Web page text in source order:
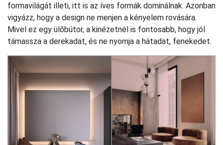
formavilágát illeti, itt is az íves formák dominálnak. Azonban
vigyázz, hogy a design ne menjen a kényelem rovására.
Mivel ez egy ülőbútor, a kinézetnél is fontosabb, hogy jól
támassza a derekadat, és ne nyomja a hátadat, fenekedet.